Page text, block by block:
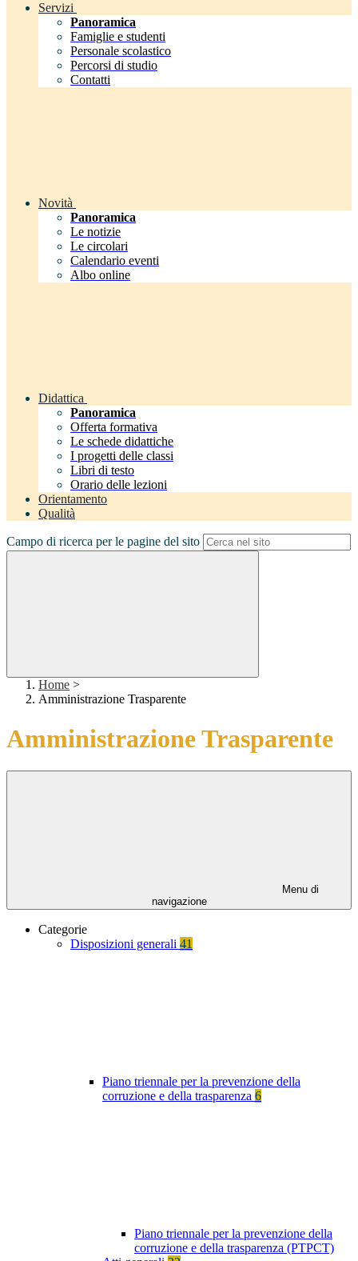
Servizi
Panoramica
Famiglie e studenti
Personale scolastico
Percorsi di studio
Contatti
Novità
Panoramica
Le notizie
Le circolari
Calendario eventi
Albo online
Didattica
Panoramica
Offerta formativa
Le schede didattiche
I progetti delle classi
Libri di testo
Orario delle lezioni
Orientamento
Qualità
Campo di ricerca per le pagine del sito
Home >
Amministrazione Trasparente
Amministrazione Trasparente
Menu di
navigazione
Categorie
Disposizioni generali 41
Piano triennale per la prevenzione della
corruzione e della trasparenza 6
Piano triennale per la prevenzione della
corruzione e della trasparenza (PTPCT)